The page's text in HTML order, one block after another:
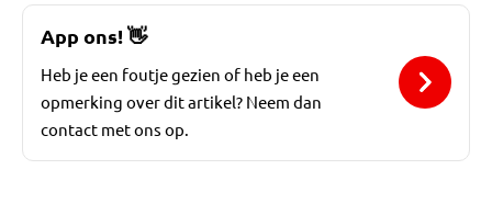
App ons! 👋
Heb je een foutje gezien of heb je een
opmerking over dit artikel? Neem dan
contact met ons op.